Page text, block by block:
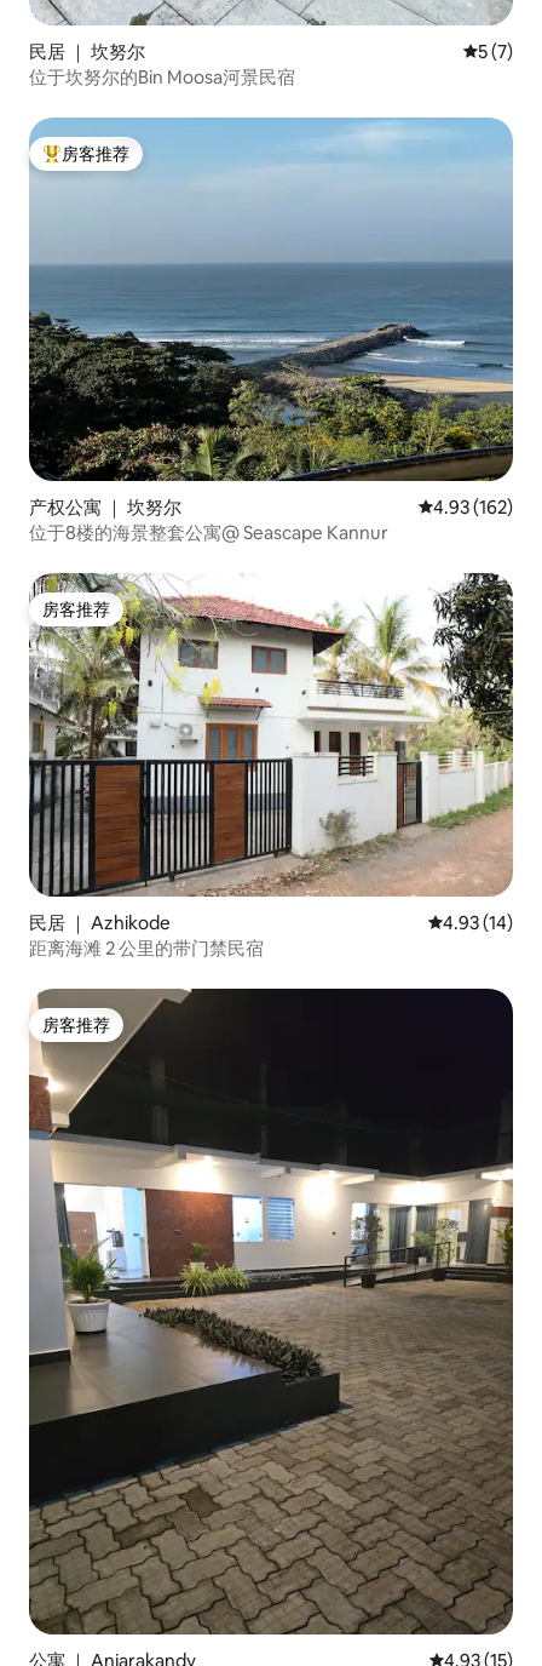
民居 ｜ 坎努尔 平均评分
5 (7)
位于坎努尔的Bin Moosa河景民宿
热门「房客推荐」
房客推荐
产权公寓 ｜ 坎努尔 平均评分 4.93
4.93 (162)
位于8楼的海景整套公寓@ Seascape Kannur
房客推荐
房客推荐
民居 ｜ Azhikode 平均评分
4.93 (14)
距离海滩 2 公里的带门禁民宿
房客推荐
房客推荐
公寓 ｜ Anjarakandy 平均评分
4.93 (15)